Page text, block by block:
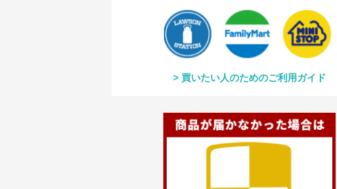
買いたい人のためのご利用ガイド